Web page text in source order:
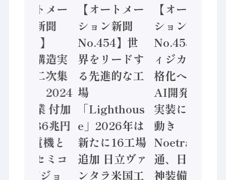
【オートメー
ション新聞
No.455】
「経済構造実
態調査二次集
計結果」2024
年製造業 付加
価値額86兆円
/ 三菱電機と
ソニーセミコ
ン AIビジョ
【オートメー
ション新聞
No.454】世
界をリードす
る先進的な工
場
「Lighthous
e」2026年は
新たに16工場
追加 日立ヴァ
ンタラ米国工
【オートメー
ション新聞
No.453】フ
ィジカルAI本
格化へ 国産
AI開発や社会
実装に活発な
動き
Noetra、富士
通、日立 / 兵
神装備 ×